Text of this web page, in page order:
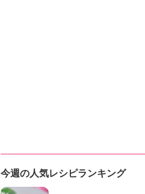
今週の人気レシピランキング